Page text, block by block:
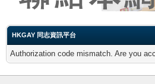
HKGAY 同志資訊平台
Authorization code mismatch. Are you